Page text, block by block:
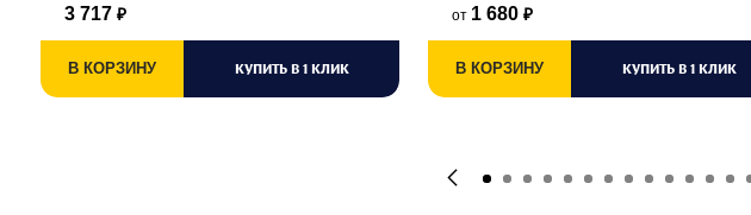
3 717 ₽
В КОРЗИНУ КУПИТЬ В 1 КЛИК
от 1 680 ₽
В КОРЗИНУ КУПИТЬ В 1 КЛИК